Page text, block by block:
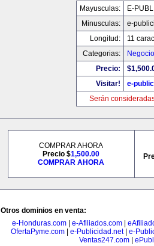
Mayusculas:
E-
Minusculas:
e-
Longitud:
11
Categorias:
Precio:
Visitar!
e-
Serán
COMPRAR AHORA
Precio $1,500.00
COMPRAR AHORA
Otros dominios en venta:
e-Honduras.com| e-Afiliados.com|
OfertaPyme.com| e-Publicidad.net| e-
Ventas247.com